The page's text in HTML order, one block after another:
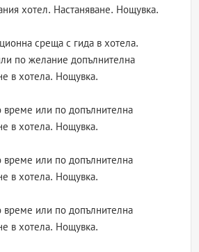
хотел. Настаняване. Нощувка.
среща с гида в хотела.
по желание допълнителна
в хотела. Нощувка.
време или по допълнителна
в хотела. Нощувка.
време или по допълнителна
в хотела. Нощувка.
време или по допълнителна
в хотела. Нощувка.